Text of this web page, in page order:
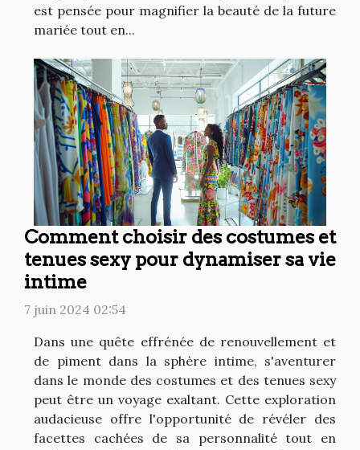
est pensée pour magnifier la beauté de la future
mariée tout en...
Comment choisir des costumes et
tenues sexy pour dynamiser sa vie
intime
7 juin 2024 02:54
Dans une quête effrénée de renouvellement et
de piment dans la sphère intime, s'aventurer
dans le monde des costumes et des tenues sexy
peut être un voyage exaltant. Cette exploration
audacieuse offre l'opportunité de révéler des
facettes cachées de sa personnalité tout en